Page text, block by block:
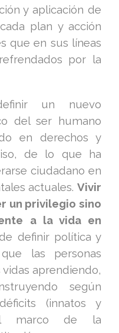
y aplicación de
plan y acción
que en sus líneas
por la
un nuevo
del ser humano
en derechos y
de lo que ha
ciudadano en
actuales. Vivir
un privilegio sino
a la vida en
definir política y
las personas
aprendiendo,
según
(innatos y
marco de la